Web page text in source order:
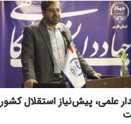
علمی، پیش‌نیاز استقلال کشور